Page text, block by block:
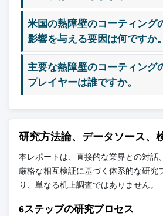
米国の熱障壁のコーティング
影響を与える要因は何ですか。
主要な熱障壁のコーティング
プレイヤーは誰ですか。
研究方法論、データソース、
本レポートは、直接的な業界との対話
厳格な相互検証に基づく体系的な研究
り、単なる机上調査ではありません。
6ステップの研究プロセス